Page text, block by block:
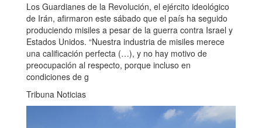
Los Guardianes de la Revolución, el ejército ideológico
de Irán, afirmaron este sábado que el país ha seguido
produciendo misiles a pesar de la guerra contra Israel y
Estados Unidos. “Nuestra industria de misiles merece
una calificación perfecta (…), y no hay motivo de
preocupación al respecto, porque incluso en
condiciones de g
Tribuna Noticias